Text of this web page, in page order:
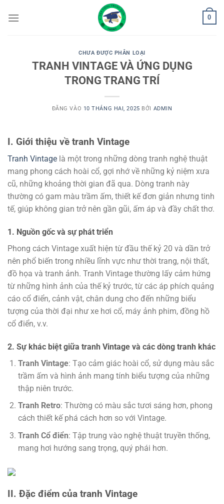
qua
0
CHƯA ĐƯỢC PHÂN LOẠI
TRANH VINTAGE VÀ ỨNG DỤNG
TRONG TRANG TRÍ
ĐĂNG VÀO 10 THÁNG HAI, 2025 BỞI ADMIN
I. Giới thiệu về tranh Vintage
Tranh Vintage là một trong những dòng tranh nghệ thuật
mang phong cách hoài cổ, gợi nhớ về những kỷ niệm xưa
cũ, những khoảng thời gian đã qua. Dòng tranh này
thường có gam màu trầm ấm, thiết kế đơn giản nhưng tinh
tế, giúp không gian trở nên gần gũi, ấm áp và đầy chất thơ.
1. Nguồn gốc và sự phát triển
Phong cách Vintage xuất hiện từ đầu thế kỷ 20 và dần trở
nên phổ biến trong nhiều lĩnh vực như thời trang, nội thất,
đồ họa và tranh ảnh. Tranh Vintage thường lấy cảm hứng
từ những hình ảnh của thế kỷ trước, từ các áp phích quảng
cáo cổ điển, cảnh vật, chân dung cho đến những biểu
tượng của thời đại như xe hơi cổ, máy ảnh phim, đồng hồ
cổ điển, v.v.
2. Sự khác biệt giữa tranh Vintage và các dòng tranh khác
Tranh Vintage: Tạo cảm giác hoài cổ, sử dụng màu sắc
trầm ấm và hình ảnh mang tính biểu tượng của những
thập niên trước.
Tranh Retro: Thường có màu sắc tươi sáng hơn, phong
cách thiết kế phá cách hơn so với Vintage.
Tranh Cổ điển: Tập trung vào nghệ thuật truyền thống,
mang hơi hướng sang trọng, quý phái hơn.
II. Đặc điểm của tranh Vintage